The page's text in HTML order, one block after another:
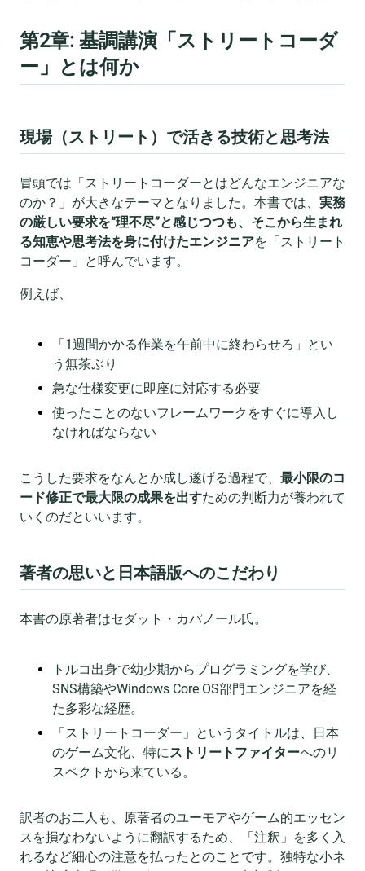
第2章: 基調講演「ストリートコーダ
ー」とは何か
現場（ストリート）で活きる技術と思考法
冒頭では「ストリートコーダーとはどんなエンジニアな
のか？」が大きなテーマとなりました。本書では、 実務
の厳しい要求を“理不尽”と感じつつも、そこから生まれ
る知恵や思考法を身に付けたエンジニアを「ストリート
コーダー」と呼んでいます。
例えば、
「1週間かかる作業を午前中に終わらせろ」とい
う無茶ぶり
急な仕様変更に即座に対応する必要
使ったことのないフレームワークをすぐに導入し
なければならない
こうした要求をなんとか成し遂げる過程で、 最小限のコ
ード修正で最大限の成果を出すための判断力が養われて
いくのだといいます。
著者の思いと日本語版へのこだわり
本書の原著者はセダット・カパノール氏。
トルコ出身で幼少期からプログラミングを学び、
SNS構築やWindows Core OS部門エンジニアを経
た多彩な経歴。
「ストリートコーダー」というタイトルは、日本
のゲーム文化、特に ストリートファイターへのリ
スペクトから来ている。
訳者のお二人も、原著者のユーモアやゲーム的エッセン
スを損なわないように翻訳するため、「注釈」を多く入
れるなど細心の注意を払ったとのことです。独特な小ネ